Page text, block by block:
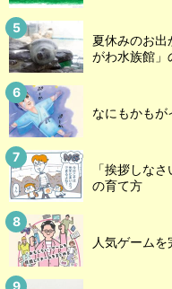
夏休みのお
がわ水族館」
なにもかもが
「挨拶しな
の育て方
人気ゲーム